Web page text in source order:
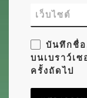
เว็บไซต์
บันทึกชื่อ
บนเบราว์เ
ครั้งถัดไป